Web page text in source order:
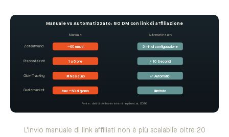
Manuale vs Automatizzato: 80 DM con link di affiliazione
Manuale Automatizzato
Zeitaufwand ~60 minuti 5 min di configurazione
Rispostazeit 1 a 6 ore < 10 Secondi
Click-Tracking ❌ Nessuno ✅ Automatic
Skalierbarkeit Max ~50 al giorno Illimitato
Fonte: dati di confronto interni replient.ai, 2026
L'invio manuale di link affiliati non è più scalabile oltre 20